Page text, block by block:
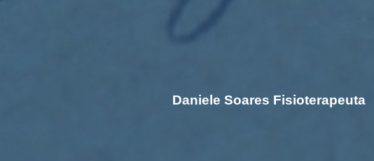
Daniele Soares Fisioterapeuta